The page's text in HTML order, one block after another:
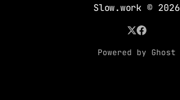
Slow.work© 2026
Powered by Ghost